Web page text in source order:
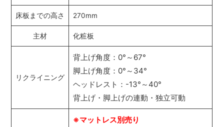
床板までの高さ 270mm
主材 化粧板
リクライニング
背上げ角度：0°～67°
脚上げ角度：0°～34°
ヘッドレスト：-13°～40°
背上げ・脚上げの連動・独立可動
※マットレス別売り